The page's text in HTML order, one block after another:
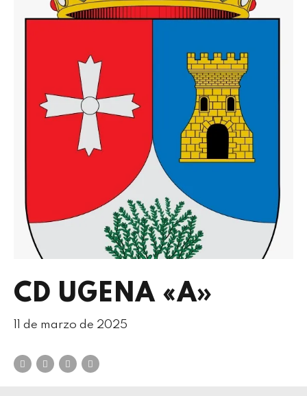
CD UGENA «A»
11 de marzo de 2025